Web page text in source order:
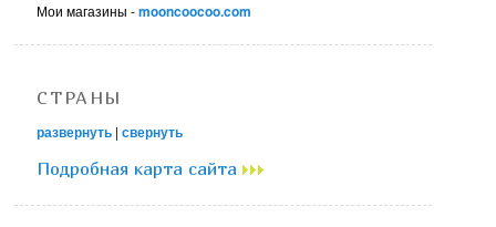
Мои магазины -mooncoocoo.com
СТРАНЫ
развернуть |свернуть
Подробная карта сайта